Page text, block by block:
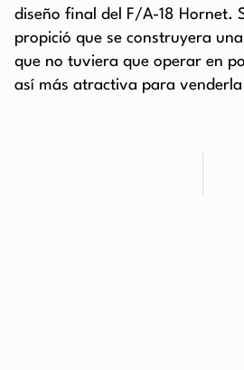
diseño final del F/A-18 Hornet.
propició que se construyera
que no tuviera que operar en
así más atractiva para